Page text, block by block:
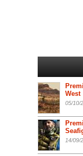
West
05/10/
14/09/